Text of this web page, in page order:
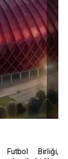
Futbol Birliği,